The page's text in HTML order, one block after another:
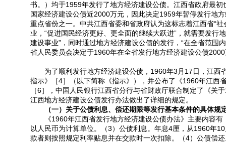
书。）均于1959年发行了地方经济建设公债。江西省政府最
国家经济建设公债近2000万元，因此决定1959年暂停发行地
重点省份之一。中共江西省委和省政府认为这标志着江西省“
业，“促进国民经济更好、更全面的继续大跃进”，就需要发
建设事业”，同时通过地方经济建设公债的发行，“在全省范围
省人民委员会决定于1960年在全省发行地方经济建设公债
为了顺利发行地方经济建设公债，1960年3月17日，江西
指示》［4］（以下简称《指示》），并公布了《1960年江西
［6］，中国人民银行江西省分行与省财政厅联合制定了《
江西地方经济建设公债发行办法做出了详细的规定。
（一）关于公债利息、偿还期限等发行基本条件的具体规
《1960年江西省发行地方经济建设公债办法》主要内容有
以人民币为计算单位。（3）公债利息。年息4厘，从1960年
款者则按照规定利率贴息并在交款时一次扣除。（4）公债偿